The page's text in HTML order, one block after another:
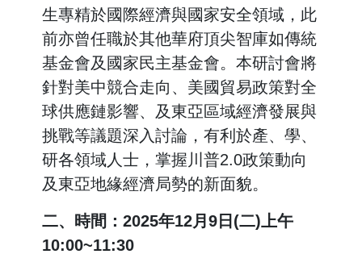
生專精於國際經濟與國家安全領域，此
前亦曾任職於其他華府頂尖智庫如傳統
基金會及國家民主基金會。本研討會將
針對美中競合走向、美國貿易政策對全
球供應鏈影響、及東亞區域經濟發展與
挑戰等議題深入討論，有利於產、學、
研各領域人士，掌握川普2.0政策動向
及東亞地緣經濟局勢的新面貌。
二、時間：2025年12月9日(二)上午
10:00~11:30